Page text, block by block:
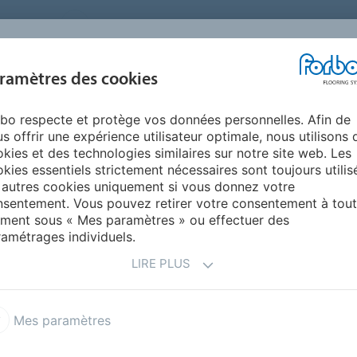
FRANCE
BLOG &
REALISATIONS
FAQ AIDE
et transport ferroviaire - sols
TRANSPORT
des cookies
respecte et protège vos données personnelles. Afin de
offrir une expérience utilisateur optimale, nous utilisons
et des technologies similaires sur notre site web. Les
essentiels strictement nécessaires sont toujours
cookies uniquement si vous donnez votre
Vous pouvez retirer votre consentement à tout
sous « Mes paramètres » ou effectuer des
individuels.
LIRE PLUS
Mes paramètres